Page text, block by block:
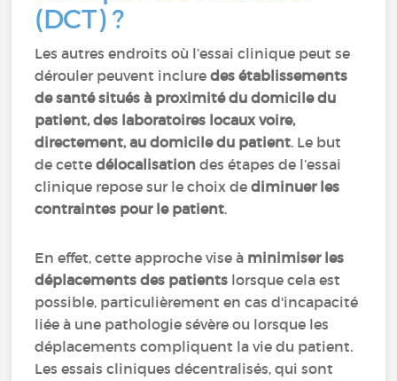
(DCT) ?
Les autres endroits où l’essai clinique peut se
dérouler peuvent incluredes établissements
de santé situés à proximité du domicile du
patient, des laboratoires locaux voire,
directement, au domicile du patient. Le but
de cettedélocalisationdes étapes de l’essai
clinique repose sur le choix dediminuer les
contraintes pour le patient.
En effet, cette approche vise à minimiser les
déplacements des patients lorsque cela est
possible, particulièrement en cas d'incapacité
liée à une pathologie sévère ou lorsque les
déplacements compliquent la vie du patient.
Les essais cliniques décentralisés, qui sont